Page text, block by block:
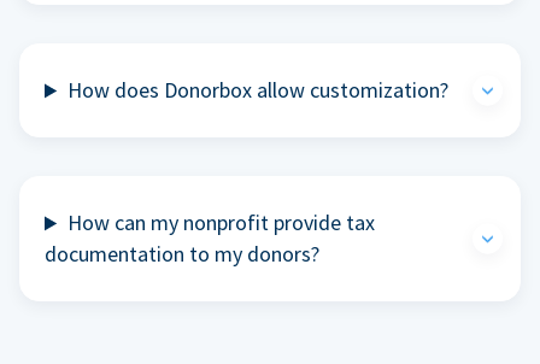
How does Donorbox allow customization?
How can my nonprofit provide tax
documentation to my donors?